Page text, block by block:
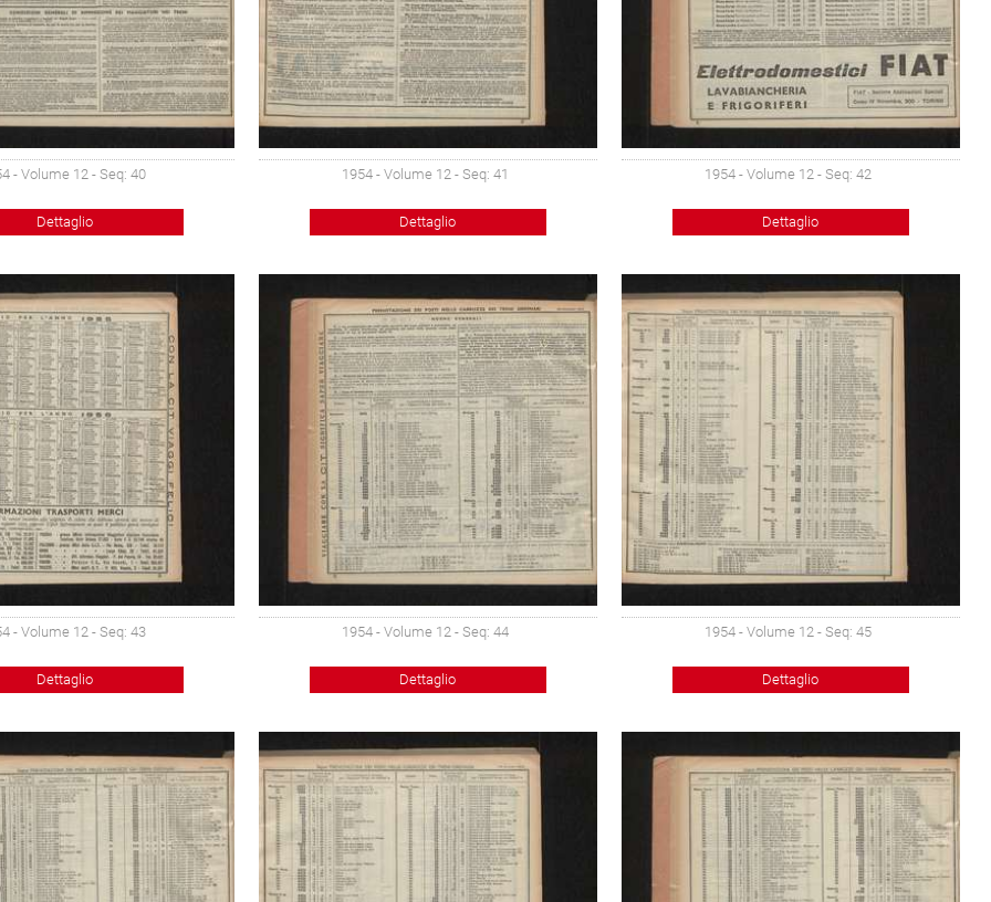
- Volume 12 - Seq: 40
Dettaglio
1954 - Volume 12 - Seq: 41
Dettaglio
1954 - Volume 12 - Seq: 42
Dettaglio
- Volume 12 - Seq: 43
Dettaglio
1954 - Volume 12 - Seq: 44
Dettaglio
1954 - Volume 12 - Seq: 45
Dettaglio